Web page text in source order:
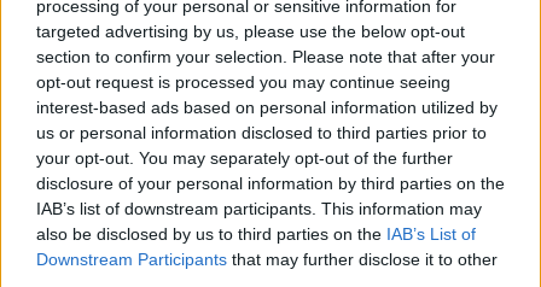
processing of your personal or sensitive information for
targeted advertising by us, please use the below opt-out
section to confirm your selection. Please note that after your
opt-out request is processed you may continue seeing
interest-based ads based on personal information utilized by
us or personal information disclosed to third parties prior to
your opt-out. You may separately opt-out of the further
disclosure of your personal information by third parties on the
IAB’s list of downstream participants. This information may
also be disclosed by us to third parties on the IAB’s List of
Downstream Participants that may further disclose it to other
agenzia delle entrate
11.973 euro
2022-12-06
TCF: Garanzie sui prestiti per PMI e piccole
imprese a media capitalizzazione
Banca del Mezzogiorno MedioCredito Centrale S.p.A.
250.000 euro
2022-02-21